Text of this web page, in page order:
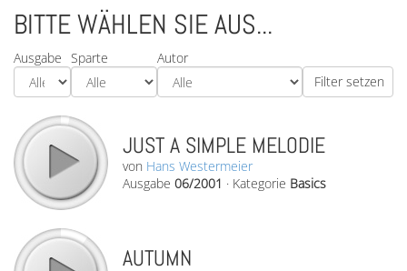
BITTE WÄHLEN SIE AUS...
Ausgabe Sparte Autor
JUST A SIMPLE MELODIE
von Hans Westermeier
Ausgabe 06/2001 · Kategorie Basics
AUTUMN